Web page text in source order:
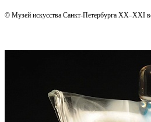
© Музей искусства Санкт-Петербурга XX–XXI